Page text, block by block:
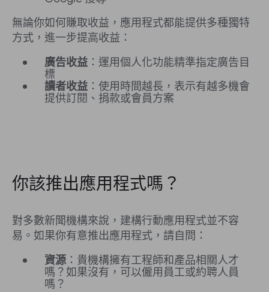
無論你如何賺取收益，應用程式都能提供多種獨特
方式，進一步提高收益：
廣告收益 ：運用個人化功能精準指定廣告目
標
讀者收益 ：使用時間越長，表示有越多機會
提供訂閱、捐款或會員方案
你該推出應用程式嗎？
對多數新聞機構來說，建構行動應用程式並不容
易。如果你有意推出應用程式，請自問：
資源 ：貴機構擁有工程師和產品相關人才
嗎？如果沒有，可以僱用員工或約聘人員
嗎？